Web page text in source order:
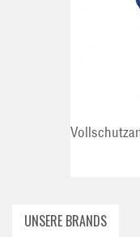
UNSERE BRANDS